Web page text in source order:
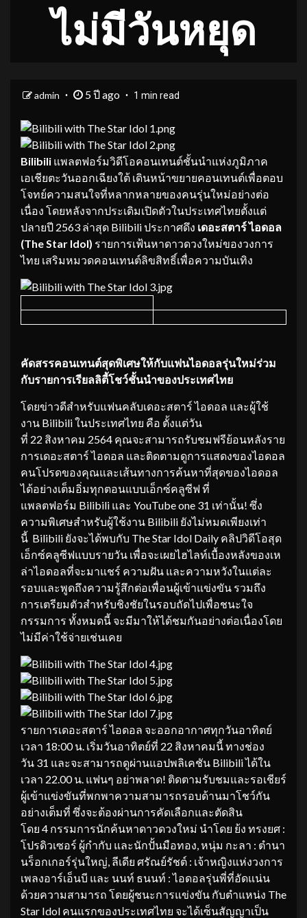
ไม่มีวันหยุด
admin 5 ปี ago 1 min read
Bilibili แพลตฟอร์มวิดีโอคอนเทนต์ชั้นนำแห่งภูมิภาค
เอเชียตะวันออกเฉียงใต้ เดินหน้าขยายคอนเทนต์เพื่อตอบ
โจทย์ความสนใจที่หลากหลายของคนรุ่นใหม่อย่างต่อ
เนื่อง โดยหลังจากประเดิมเปิดตัวในประเทศไทยตั้งแต่
ปลายปี 2563 ล่าสุด Bilibili ประกาศดึง เดอะสตาร์ ไอดอล
(The Star Idol) รายการเฟ้นหาดาวดวงใหม่ของวงการ
ไทย เสริมหมวดคอนเทนต์ลิขสิทธิ์เพื่อความบันเทิง
คัดสรรคอนเทนต์สุดพิเศษให้กับแฟนไอดอลรุ่นใหม่ร่วม
กับรายการเรียลลิตี้โชว์ชั้นนำของประเทศไทย
โดยข่าวดีสำหรับแฟนคลับเดอะสตาร์ ไอดอล และผู้ใช้
งาน Bilibili ในประเทศไทย คือ ตั้งแต่วัน
ที่ 22 สิงหาคม 2564 คุณจะสามารถรับชมฟรีย้อนหลังราย
การเดอะสตาร์ ไอดอล และติดตามดูการแสดงของไอดอล
คนโปรดของคุณและเส้นทางการค้นหาที่สุดของไอดอล
ได้อย่างเต็มอิ่มทุกตอนแบบเอ็กซ์คลูซีฟ ที่
แพลตฟอร์ม Bilibili และ YouTube one 31 เท่านั้น! ซึ่ง
ความพิเศษสำหรับผู้ใช้งาน Bilibili ยังไม่หมดเพียงเท่า
นี้ Bilibili ยังจะได้พบกับ The Star Idol Daily คลิปวิดีโอสุด
เอ็กซ์คลูซีฟแบบรายวัน เพื่อจะเผยไฮไลท์เบื้องหลังของเห
ล่าไอดอลที่จะมาแชร์ ความฝัน และความหวังในแต่ละ
รอบและพูดถึงความรู้สึกต่อเพื่อนผู้เข้าแข่งขัน รวมถึง
การเตรียมตัวสำหรับชิงชัยในรอบถัดไปเพื่อชนะใจ
กรรมการ ทั้งหมดนี้ จะมีมาให้ได้ชมกันอย่างต่อเนื่องโดย
ไม่มีค่าใช้จ่ายเช่นเคย
รายการเดอะสตาร์ ไอดอล จะออกอากาศทุกวันอาทิตย์
เวลา 18:00 น. เริ่มวันอาทิตย์ที่ 22 สิงหาคมนี้ ทางช่อง
วัน 31 และจะสามารถดูผ่านแอปพลิเคชัน Bilibili ได้ใน
เวลา 22.00 น. แฟนๆ อย่าพลาด! ติดตามรับชมและรอเชียร์
ผู้เข้าแข่งขันที่พกพาความสามารถรอบด้านมาโชว์กัน
อย่างเต็มที่ ซึ่งจะต้องผ่านการคัดเลือกและตัดสิน
โดย 4 กรรมการนักค้นหาดาวดวงใหม่ นำโดย ย้ง ทรงยศ :
โปรดิวเซอร์ ผู้กำกับ และนักปั้นมือทอง, หนุ่ม กะลา : ตำนา
นร็อกเกอร์รุ่นใหญ่, ลีเดีย ศรัณย์รัชต์ : เจ้าหญิงแห่งวงการ
เพลงอาร์เอ็นบี และ นนท์ ธนนท์ : ไอดอลรุ่นพี่ที่อัดแน่น
ด้วยความสามารถ โดยผู้ชนะการแข่งขัน กับตำแหน่ง The
Star Idol คนแรกของประเทศไทย จะได้เซ็นสัญญาเป็น